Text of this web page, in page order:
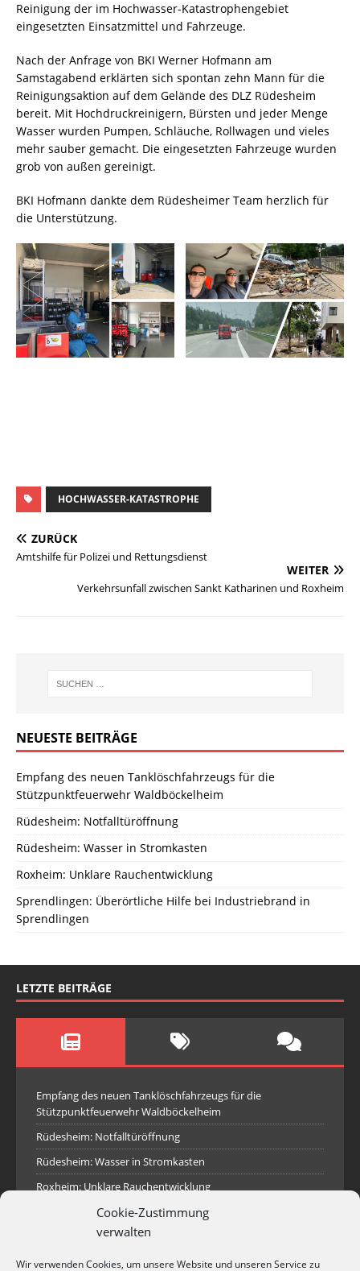
Cookie-Zustimmung
verwalten
Wir verwenden Cookies, um unsere Website und unseren Service zu
Reinigung der im Hochwasser-Katastrophengebiet
eingesetzten Einsatzmittel und Fahrzeuge.
Nach der Anfrage von BKI Werner Hofmann am
Samstagabend erklärten sich spontan zehn Mann für die
Reinigungsaktion auf dem Gelände des DLZ Rüdesheim
bereit. Mit Hochdruckreinigern, Bürsten und jeder Menge
Wasser wurden Pumpen, Schläuche, Rollwagen und vieles
mehr sauber gemacht. Die eingesetzten Fahrzeuge wurden
grob von außen gereinigt.
BKI Hofmann dankte dem Rüdesheimer Team herzlich für
die Unterstützung.
HOCHWASSER-KATASTROPHE
ZURÜCK
Amtshilfe für Polizei und Rettungsdienst
WEITER
Verkehrsunfall zwischen Sankt Katharinen und Roxheim
NEUESTE BEITRÄGE
Empfang des neuen Tanklöschfahrzeugs für die
Stützpunktfeuerwehr Waldböckelheim
Rüdesheim: Notfalltüröffnung
Rüdesheim: Wasser in Stromkasten
Roxheim: Unklare Rauchentwicklung
Sprendlingen: Überörtliche Hilfe bei Industriebrand in
Sprendlingen
LETZTE BEITRÄGE
Empfang des neuen Tanklöschfahrzeugs für die
Stützpunktfeuerwehr Waldböckelheim
Rüdesheim: Notfalltüröffnung
Rüdesheim: Wasser in Stromkasten
Roxheim: Unklare Rauchentwicklung
Sprendlingen: Überörtliche Hilfe bei Industriebrand in
Sprendlingen